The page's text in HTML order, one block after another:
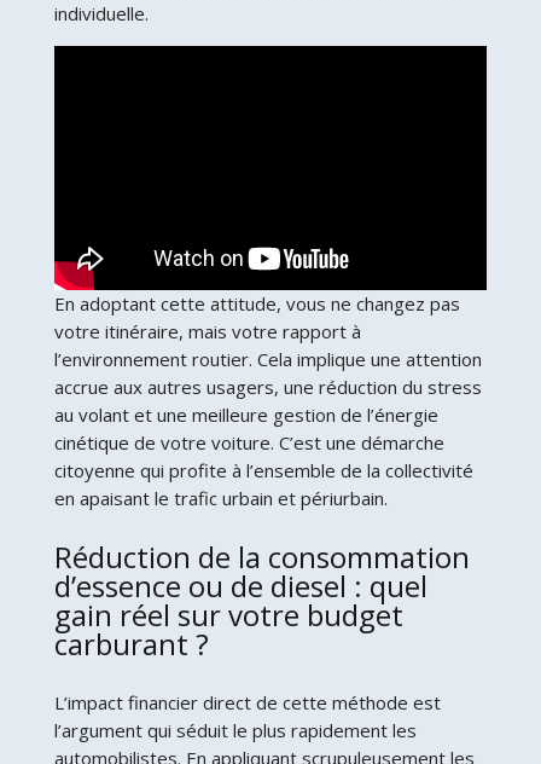
individuelle.
En adoptant cette attitude, vous ne changez pas
votre itinéraire, mais votre rapport à
l’environnement routier. Cela implique une attention
accrue aux autres usagers, une réduction du stress
au volant et une meilleure gestion de l’énergie
cinétique de votre voiture. C’est une démarche
citoyenne qui profite à l’ensemble de la collectivité
en apaisant le trafic urbain et périurbain.
Réduction de la consommation
d’essence ou de diesel : quel
gain réel sur votre budget
carburant ?
L’impact financier direct de cette méthode est
l’argument qui séduit le plus rapidement les
automobilistes. En appliquant scrupuleusement les